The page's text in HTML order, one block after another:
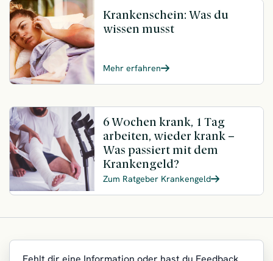
Krankenschein: Was du
wissen musst
Mehr erfahren
6 Wochen krank, 1 Tag
arbeiten, wieder krank –
Was passiert mit dem
Krankengeld?
Zum Ratgeber Krankengeld